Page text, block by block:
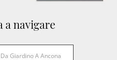
a navigare
Giardino A Ancona